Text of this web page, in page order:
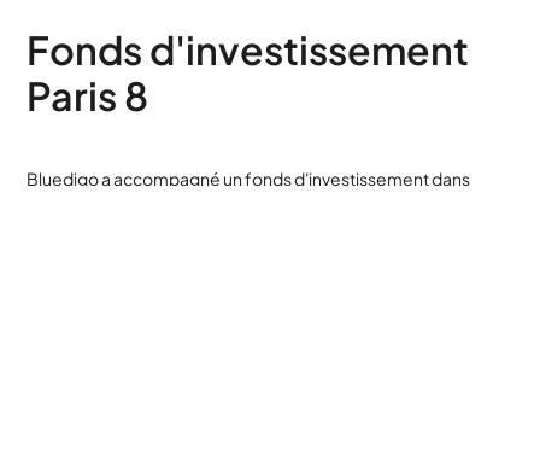
Fonds d'investissement
Paris 8
Bluedigo a accompagné un fonds d'investissement dans